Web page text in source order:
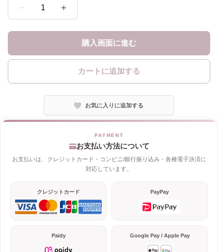
1
購入画面に進む
カートに追加する
お気に入りに追加する
お支払い方法について
お支払いは、クレジットカード・コンビニ/銀行振り込み・各種電子決済に
対応しています。
クレジットカード PayPay
Paidy Google Pay / Apple Pay